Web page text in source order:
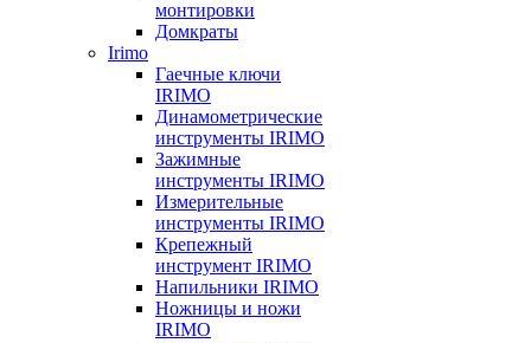
монтировки
Домкраты
Irimo
Гаечные ключи
IRIMO
Динамометрические
инструменты IRIMO
Зажимные
инструменты IRIMO
Измерительные
инструменты IRIMO
Крепежный
инструмент IRIMO
Напильники IRIMO
Ножницы и ножи
IRIMO